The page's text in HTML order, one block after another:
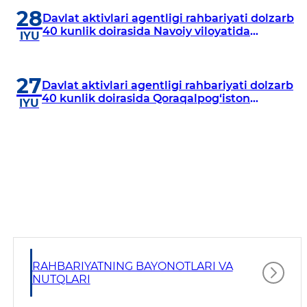
28
IYU
Davlat aktivlari agentligi rahbariyati dolzarb
40 kunlik doirasida Navoiy viloyatida
27
IYU
Davlat aktivlari agentligi rahbariyati dolzarb
40 kunlik doirasida Qoraqalpog‘iston
RAHBARIYATNING BAYONOTLARI VA
NUTQLARI